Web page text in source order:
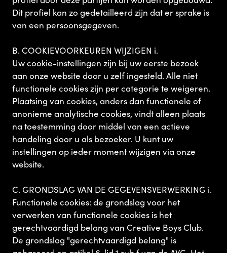
Dit profiel kan zo gedetailleerd zijn dat er sprake is
van een persoonsgegeven.
B. COOKIEVOORKEUREN WIJZIGEN i.
Uw cookie-instellingen zijn bij uw eerste bezoek
aan onze website door u zelf ingesteld. Alle niet
functionele cookies zijn per categorie te weigeren.
Plaatsing van cookies, anders dan functionele of
anonieme analytische cookies, vindt alleen plaats
na toestemming door middel van een actieve
handeling door u als bezoeker. U kunt uw
instellingen op ieder moment wijzigen via onze
website.
C. GRONDSLAG VAN DE GEGEVENSVERWERKING i.
Functionele cookies: de grondslag voor het
verwerken van functionele cookies is het
gerechtvaardigd belang van Creative Boys Club.
De grondslag "gerechtvaardigd belang" is